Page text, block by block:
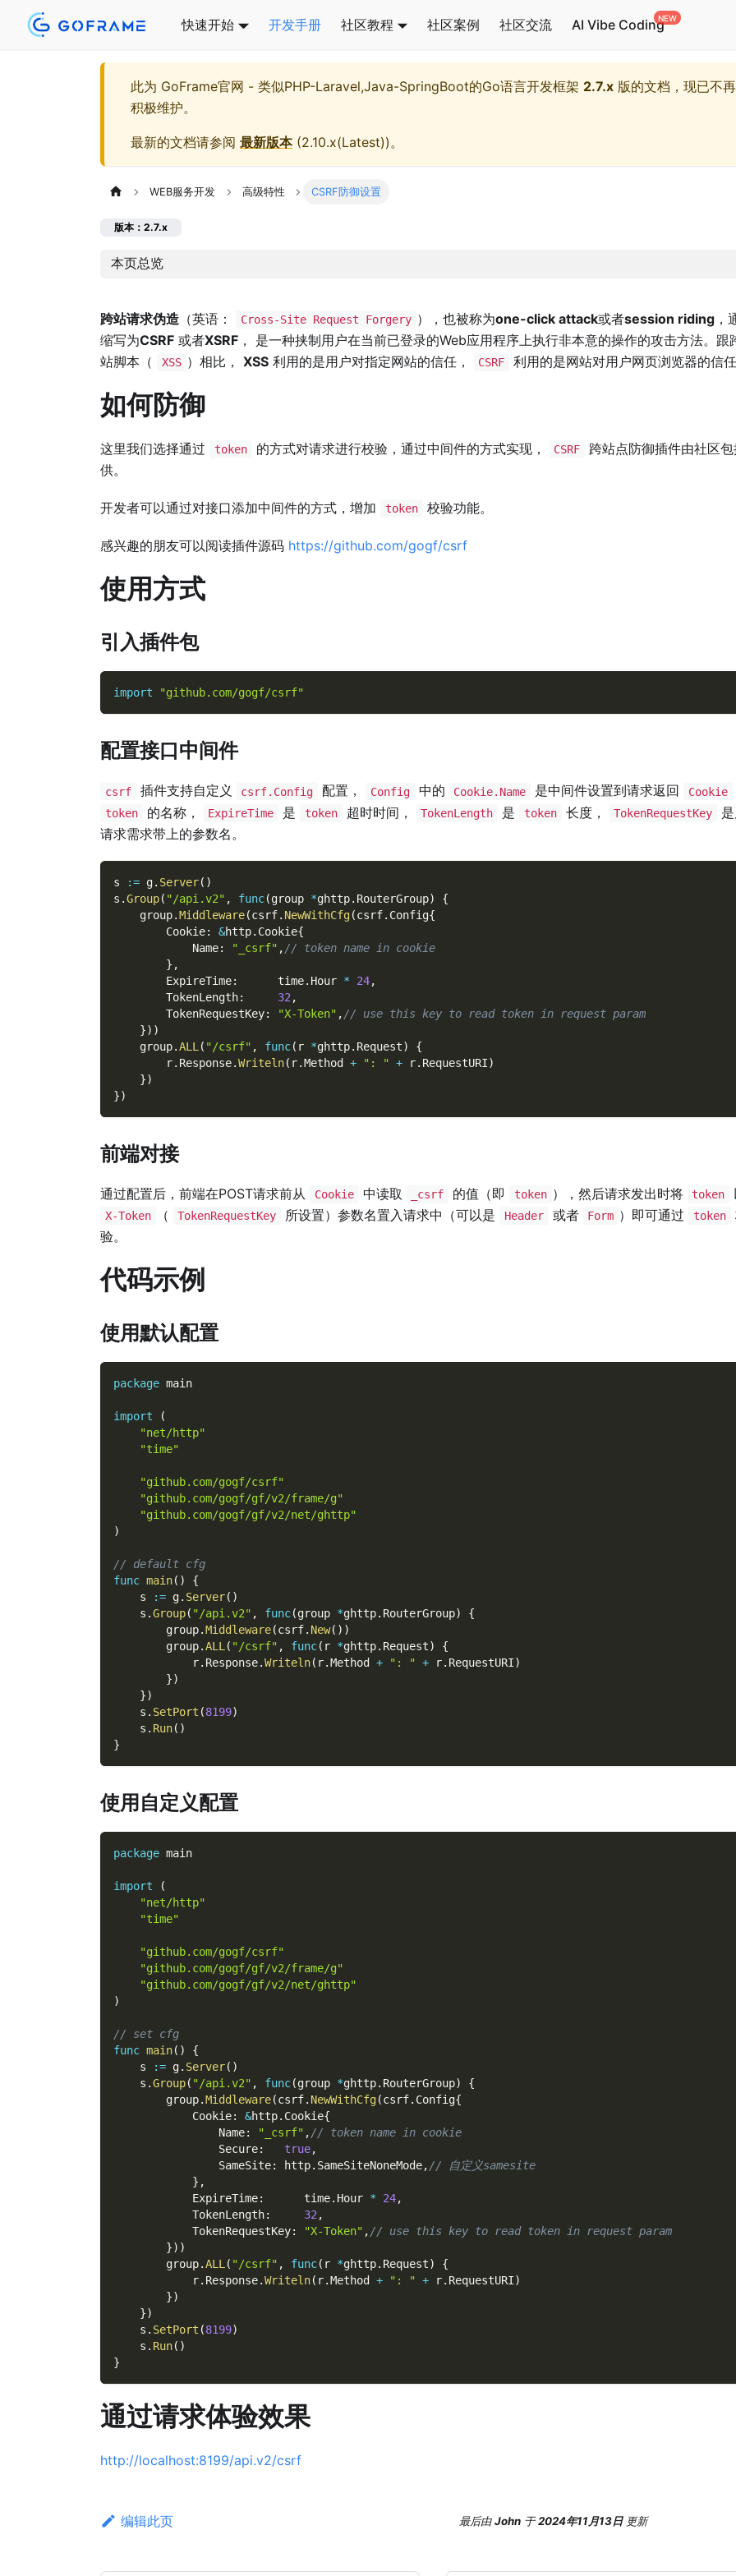
快速开始 开发手册 社区教程 社区案例 社区交流 AI Vibe Coding
此为 GoFrame官网 - 类似PHP-Laravel,Java-SpringBoot的Go语言开发框架 2.7.x 版的文档，现已不再
积极维护。
最新的文档请参阅 最新版本(2.10.x(Latest))。
WEB服务开发 高级特性 CSRF防御设置
版本：2.7.x
本页总览
跨站请求伪造 （英语： Cross-Site Request Forgery ），也被称为one-click attack或者session riding，
缩写为CSRF 或者XSRF ， 是一种挟制用户在当前已登录的Web应用程序上执行非本意的操作的攻击方法。跟
站脚本（
XSS ）相比， XSS利用的是用户对指定网站的信任， CSRF 利用的是网站对用户网页浏览器的信
如何防御
这里我们选择通过 token 的方式对请求进行校验，通过中间件的方式实现， CSRF
跨站点防御插件由社区
供。
开发者可以通过对接口添加中间件的方式，增加 token 校验功能。
感兴趣的朋友可以阅读插件源码 https://github.com/gogf/csrf
使用方式
引入插件包
import "github.com/gogf/csrf"
配置接口中间件
csrf 插件支持自定义 csrf.Config 配置， Config 中的 Cookie.Name 是中间件设置到请求返回
Cookie
token
的名称， ExpireTime 是 token 超时时间， TokenLength 是 token 长度， TokenRequestKey
请求需求带上的参数名。
s := g. Server( )
s .Group( "/api.v2" , func(group *ghttp. RouterGroup)
{
    group
.Middleware(csrf. NewWithCfg(csrf. Config{
        Cookie
: &http. Cookie{
            Name
: "_csrf" ,// token name in cookie
} ,
        ExpireTime
:
      time
. Hour * 24,
        TokenLength
: 32 ,
        TokenRequestKey
: "X-Token" ,// use this key to read token in request param
}) )
    group
.ALL ( "/csrf" , func( r *ghttp. Request)
{
        r
. Response.Writeln( r.Method + ": " + r. RequestURI)
})
})
前端对接
通过配置后，前端在POST请求前从 Cookie 中读取 _csrf 的值（即 token ），然后请求发出时将 token
X-Token （ TokenRequestKey 所设置）参数名置入请求中（可以是 Header 或者 Form ）即可通过 token
验。
代码示例
使用默认配置
package main
import
(
"net/http"
"time"
"github.com/gogf/csrf"
"github.com/gogf/gf/v2/frame/g"
"github.com/gogf/gf/v2/net/ghttp"
)
// default cfg
func main( )
{
    s
:= g. Server( )
    s
.Group( "/api.v2" , func(group *ghttp. RouterGroup)
{
        group
.Middleware(csrf. New( ) )
        group
.ALL ( "/csrf" , func( r *ghttp. Request)
{
            r
. Response.Writeln( r.Method + ": " + r. RequestURI)
})
})
    s
. SetPort (8199)
    s
. Run( )
}
使用自定义配置
package main
import
(
"net/http"
"time"
"github.com/gogf/csrf"
"github.com/gogf/gf/v2/frame/g"
"github.com/gogf/gf/v2/net/ghttp"
)
// set cfg
func main( )
{
    s
:= g. Server( )
    s
.Group( "/api.v2" , func(group *ghttp. RouterGroup)
{
        group
.Middleware(csrf. NewWithCfg(csrf. Config{
            Cookie
: &http. Cookie{
                Name
: "_csrf" ,// token name in cookie
                Secure
: true,
                SameSite
: http. SameSiteNoneMode,// 自定义samesite
} ,
            ExpireTime
:
      time
. Hour * 24,
            TokenLength
: 32 ,
            TokenRequestKey
: "X-Token" ,// use this key to read token in request param
}) )
        group
.ALL ( "/csrf" , func( r *ghttp. Request)
{
            r
. Response.Writeln( r.Method + ": " + r. RequestURI)
})
})
    s
. SetPort (8199)
    s
. Run( )
}
通过请求体验效果
http://localhost:8199/api.v2/csrf
编辑此页 最后由John 于2024年11月13日 更新